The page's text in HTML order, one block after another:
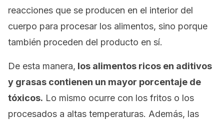
reacciones que se producen en el interior del
cuerpo para procesar los alimentos, sino porque
también proceden del producto en sí.
De esta manera, los alimentos ricos en aditivos
y grasas contienen un mayor porcentaje de
tóxicos. Lo mismo ocurre con los fritos o los
procesados a altas temperaturas. Además, las